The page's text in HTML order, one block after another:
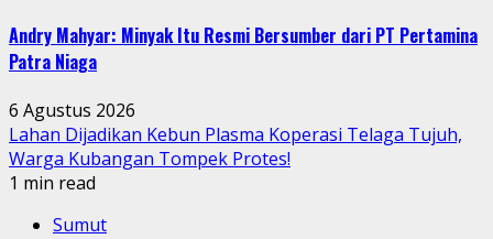
Andry Mahyar: Minyak Itu Resmi Bersumber dari PT Pertamina
Patra Niaga
6 Agustus 2026
Lahan Dijadikan Kebun Plasma Koperasi Telaga Tujuh,
Warga Kubangan Tompek Protes!
1 min read
Sumut